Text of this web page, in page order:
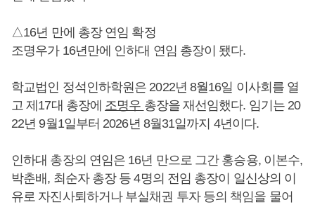
△16년 만에 총장 연임 확정
조명우가 16년만에 인하대 연임 총장이 됐다.
학교법인 정석인하학원은 2022년 8월16일 이사회를 열
고 제17대 총장에 조명우 총장을 재선임했다. 임기는 20
22년 9월1일부터 2026년 8월31일까지 4년이다.
인하대 총장의 연임은 16년 만으로 그간 홍승용, 이본수,
박춘배, 최순자 총장 등 4명의 전임 총장이 일신상의 이
유로 자진사퇴하거나 부실채권 투자 등의 책임을 물어